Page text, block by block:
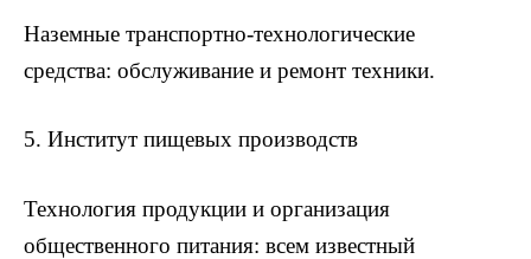
Наземные транспортно-технологические
средства: обслуживание и ремонт техники.
5. Институт пищевых производств
Технология продукции и организация
общественного питания: всем известный